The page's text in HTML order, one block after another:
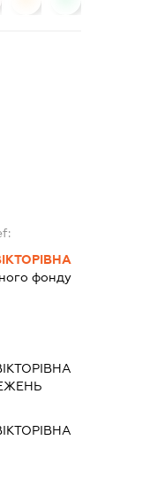
фонду